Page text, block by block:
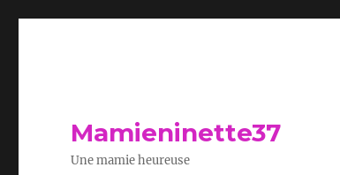
Mamieninette37
Une mamie heureuse